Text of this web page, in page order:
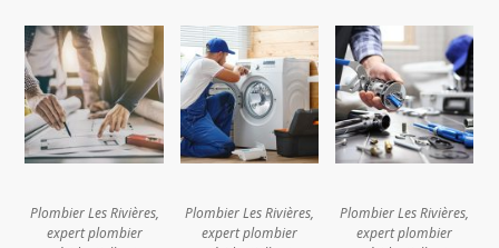
Plombier Les Rivières,
expert plombier
Plombier Les Rivières,
expert plombier
Plombier Les Rivières,
expert plombier